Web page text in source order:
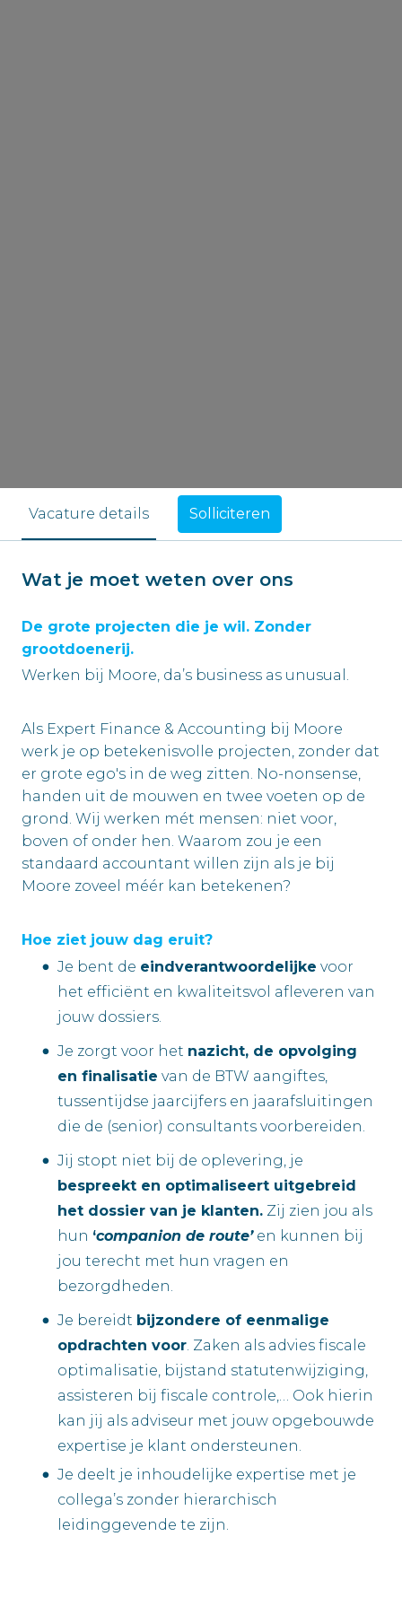
Vacature details Solliciteren
Wat je moet weten over ons
De grote projecten die je wil. Zonder
grootdoenerij.
Werken bij Moore, da’s business as unusual.
Als Expert Finance & Accounting bij Moore
werk je op betekenisvolle projecten, zonder dat
er grote ego's in de weg zitten. No-nonsense,
handen uit de mouwen en twee voeten op de
grond. Wij werken mét mensen: niet voor,
boven of onder hen. Waarom zou je een
standaard accountant willen zijn als je bij
Moore zoveel méér kan betekenen?
Hoe ziet jouw dag eruit?
Je bent de eindverantwoordelijke voor
het efficiënt en kwaliteitsvol afleveren van
jouw dossiers.
Je zorgt voor het nazicht, de opvolging
en finalisatie van de BTW aangiftes,
tussentijdse jaarcijfers en jaarafsluitingen
die de (senior) consultants voorbereiden.
Jij stopt niet bij de oplevering, je
bespreekt en optimaliseert uitgebreid
het dossier van je klanten. Zij zien jou als
hun ‘companion de route’en kunnen bij
jou terecht met hun vragen en
bezorgdheden.
Je bereidt bijzondere of eenmalige
opdrachten voor. Zaken als advies fiscale
optimalisatie, bijstand statutenwijziging,
assisteren bij fiscale controle,… Ook hierin
kan jij als adviseur met jouw opgebouwde
expertise je klant ondersteunen.
Je deelt je inhoudelijke expertise met je
collega’s zonder hierarchisch
leidinggevende te zijn.